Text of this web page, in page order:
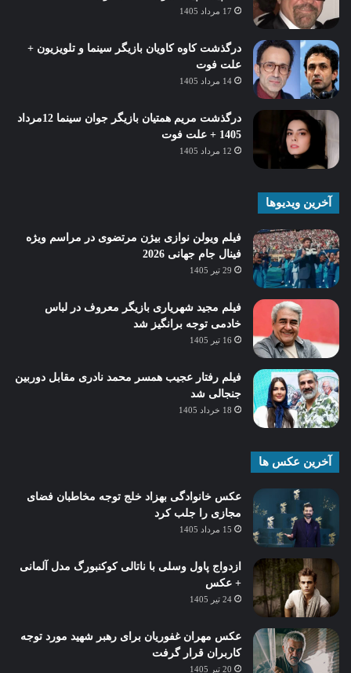
17 مرداد 1405
درگذشت کاوه کاویان بازیگر سینما و تلویزیون +
علت فوت
14 مرداد 1405
درگذشت مریم همتیان بازیگر جوان سینما 12مرداد
1405 + علت فوت
12 مرداد 1405
آخرین ویدیوها
فیلم ویولن نوازی بیژن مرتضوی در مراسم ویژه
فینال جام جهانی 2026
29 تیر 1405
فیلم مجید شهریاری بازیگر معروف در لباس
خادمی توجه برانگیز شد
16 تیر 1405
فیلم رفتار عجیب همسر محمد نادری مقابل دوربین
جنجالی شد
18 خرداد 1405
آخرین عکس ها
عکس خانوادگی بهزاد خلج توجه مخاطبان فضای
مجازی را جلب کرد
15 مرداد 1405
ازدواج پاول وسلی با ناتالی کوکنبورگ مدل آلمانی
+ عکس
24 تیر 1405
عکس مهران غفوریان برای رهبر شهید مورد توجه
کاربران قرار گرفت
20 تیر 1405